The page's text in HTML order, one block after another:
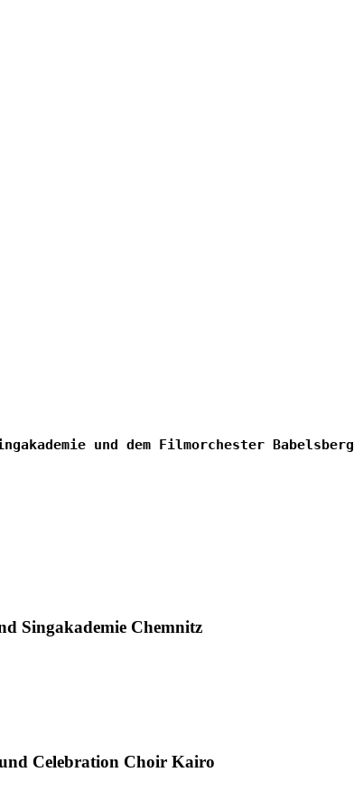
und dem Filmorchester Babelsberg
Singakademie Chemnitz
Celebration Choir Kairo